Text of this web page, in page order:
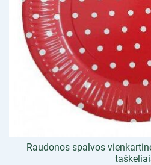
Raudonos spalvos